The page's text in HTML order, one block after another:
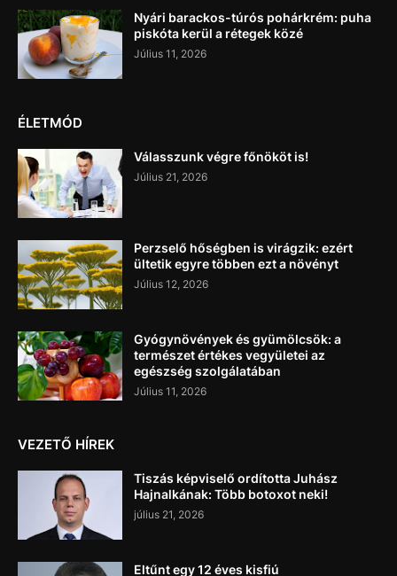
Nyári barackos-túrós pohárkrém: puha
piskóta kerül a rétegek közé
Július 11, 2026
ÉLETMÓD
Válasszunk végre főnököt is!
Július 21, 2026
Perzselő hőségben is virágzik: ezért
ültetik egyre többen ezt a növényt
Július 12, 2026
Gyógynövények és gyümölcsök: a
természet értékes vegyületei az
egészség szolgálatában
Július 11, 2026
VEZETŐ HÍREK
Tiszás képviselő ordította Juhász
Hajnalkának: Több botoxot neki!
július 21, 2026
Eltűnt egy 12 éves kisfiú